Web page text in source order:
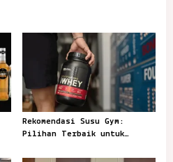
Rekomendasi Susu Gym:
Pilihan Terbaik untuk